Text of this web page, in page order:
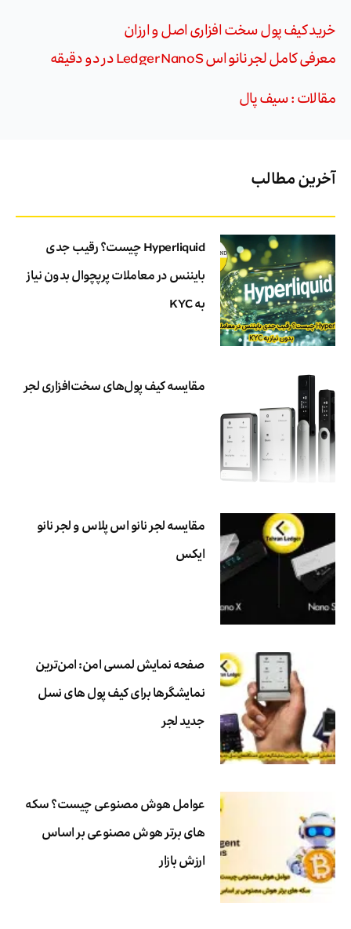
خرید کیف پول سخت افزاری اصل و ارزان
معرفی کامل لجر نانو اس Ledger Nano S در دو دقیقه
مقالات : سیف پال
آخرین مطالب
Hyperliquid چیست؟ رقیب جدی
بایننس در معاملات پرپچوال بدون نیاز
به KYC
مقایسه کیف پول‌های سخت‌افزاری لجر
مقایسه لجر نانو اس پلاس و لجر نانو
ایکس
صفحه نمایش لمسی امن: امن‌ترین
نمایشگرها برای کیف پول های نسل
جدید لجر
عوامل هوش مصنوعی چیست؟ سکه
های برتر هوش مصنوعی بر اساس
ارزش بازار